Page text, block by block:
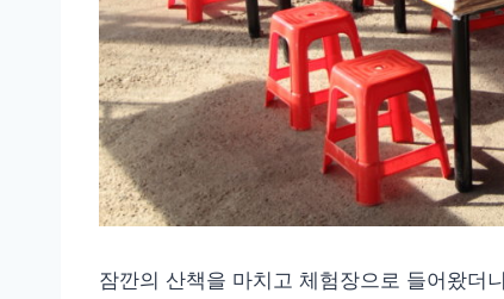
잠깐의 산책을 마치고 체험장으로 들어왔더